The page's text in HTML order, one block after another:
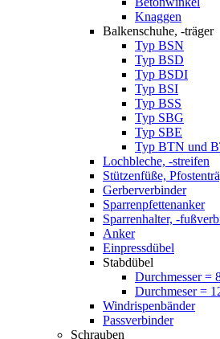
Knaggen
Balkenschuhe, -träger
Typ BSN
Typ BSD
Typ BSDI
Typ BSI
Typ BSS
Typ SBG
Typ SBE
Typ BTN und
Lochbleche, -streifen
Stützenfüße,
Gerberverbinder
Sparrenpfettenanker
Sparrenhalter, -
Anker
Einpressdübel
Stabdübel
Durchmesser =
Durchmeser =
Windrispenbänder
Passverbinder
Schrauben